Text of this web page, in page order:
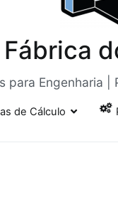
Fábrica
para Engenharia
de Cálculo